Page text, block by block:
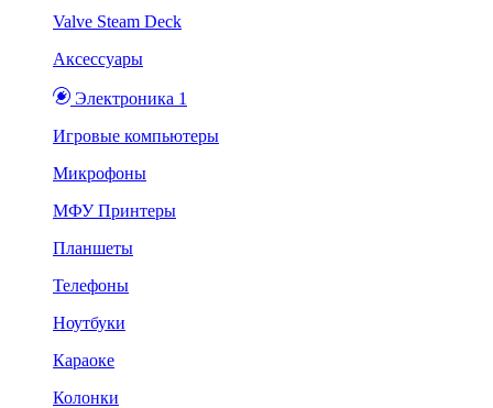
Valve Steam Deck
Аксессуары
Электроника 1
Игровые компьютеры
Микрофоны
МФУ Принтеры
Планшеты
Телефоны
Ноутбуки
Караоке
Колонки